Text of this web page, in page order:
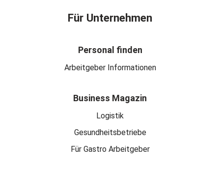
Für Unternehmen
Personal finden
Arbeitgeber Informationen
Business Magazin
Logistik
Gesundheitsbetriebe
Für Gastro Arbeitgeber